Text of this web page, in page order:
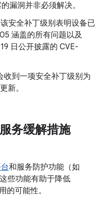
漏洞并非必须解决。
该安全补丁级别表明设备已
涵盖的所有问题以及
日公开披露的 CVE-
收到一项安全补丁级别为
新。
务缓解措施
和服务防护功能（如
些功能有助于降低
的可能性。